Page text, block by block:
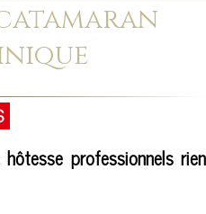
professionnels rien